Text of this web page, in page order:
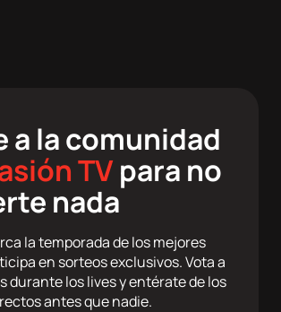
a la comunidad
TVpara no
nada
la temporada de los mejores
en sorteos exclusivos. Vota a
durante los lives y entérate de los
antes que nadie.